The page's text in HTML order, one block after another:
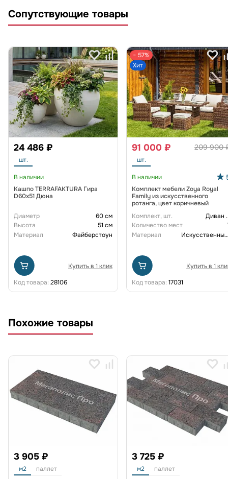
Сопутствующие товары
24 486 ₽
шт.
В наличии
Кашпо TERRAFAKTURA Гира
D60х51 Дюна
Диаметр
60 см
Высота
51 см
Материал
Файберстоун
Купить в 1 клик
Код товара: 28106
− 57%
Хит
209 900
91 000 ₽
шт.
В наличии
Комплект мебели Zoya Royal
Family из искусственного
ротанга, цвет коричневый
Комплект, шт.
Диван
Количество мест
Материал
Искусственный ротанг
Купить в 1
Код товара: 17031
Похожие товары
3 905 ₽
м2 паллет
3 725 ₽
м2 паллет